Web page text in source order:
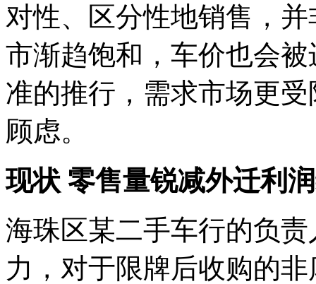
对性、区分性地销售，
市渐趋饱和，车价也会
准的推行，需求市场更
顾虑。
现状 零售量锐减外迁利
海珠区某二手车行的负
力，对于限牌后收购的